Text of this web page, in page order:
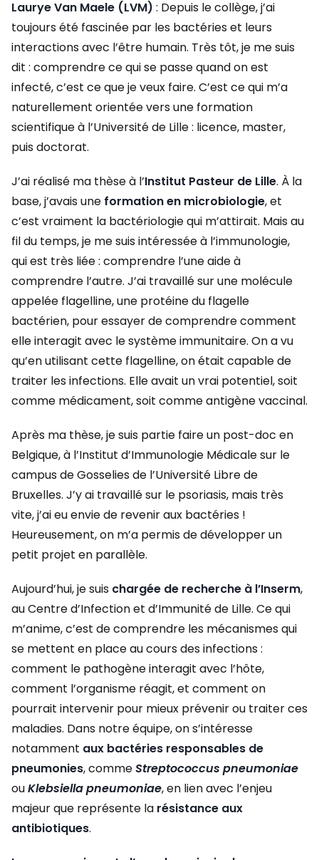
Laurye Van Maele (LVM) : Depuis le collège, j’ai
toujours été fascinée par les bactéries et leurs
interactions avec l’être humain. Très tôt, je me suis
dit : comprendre ce qui se passe quand on est
infecté, c’est ce que je veux faire. C’est ce qui m’a
naturellement orientée vers une formation
scientifique à l’Université de Lille : licence, master,
puis doctorat.
J’ai réalisé ma thèse à l’Institut Pasteur de Lille. À la
base, j’avais une formation en microbiologie, et
c’est vraiment la bactériologie qui m’attirait. Mais au
fil du temps, je me suis intéressée à l’immunologie,
qui est très liée : comprendre l’une aide à
comprendre l’autre. J’ai travaillé sur une molécule
appelée flagelline, une protéine du flagelle
bactérien, pour essayer de comprendre comment
elle interagit avec le système immunitaire. On a vu
qu’en utilisant cette flagelline, on était capable de
traiter les infections. Elle avait un vrai potentiel, soit
comme médicament, soit comme antigène vaccinal.
Après ma thèse, je suis partie faire un post-doc en
Belgique, à l’Institut d’Immunologie Médicale sur le
campus de Gosselies de l’Université Libre de
Bruxelles. J’y ai travaillé sur le psoriasis, mais très
vite, j’ai eu envie de revenir aux bactéries !
Heureusement, on m’a permis de développer un
petit projet en parallèle.
Aujourd’hui, je suis chargée de recherche à l’Inserm,
au Centre d’Infection et d’Immunité de Lille. Ce qui
m’anime, c’est de comprendre les mécanismes qui
se mettent en place au cours des infections :
comment le pathogène interagit avec l’hôte,
comment l’organisme réagit, et comment on
pourrait intervenir pour mieux prévenir ou traiter ces
maladies. Dans notre équipe, on s’intéresse
notamment aux bactéries responsables de
pneumonies, commeStreptococcus pneumoniae
ouKlebsiella pneumoniae, en lien avec l’enjeu
majeur que représente la résistance aux
antibiotiques.